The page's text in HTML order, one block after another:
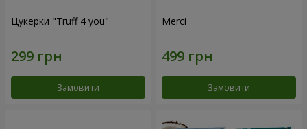
Цукерки "Truff 4 you"
Замовити
Merci
Замовити